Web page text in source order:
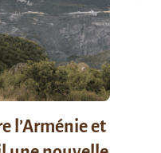
l’Arménie et